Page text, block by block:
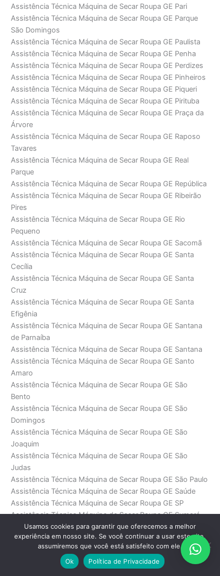
Assistência Técnica Máquina de Secar Roupa GE Pari
Assistência Técnica Máquina de Secar Roupa GE Parque
São Domingos
Assistência Técnica Máquina de Secar Roupa GE Paulista
Assistência Técnica Máquina de Secar Roupa GE Penha
Assistência Técnica Máquina de Secar Roupa GE Perdizes
Assistência Técnica Máquina de Secar Roupa GE Pinheiros
Assistência Técnica Máquina de Secar Roupa GE Piqueri
Assistência Técnica Máquina de Secar Roupa GE Pirituba
Assistência Técnica Máquina de Secar Roupa GE Praça da
Árvore
Assistência Técnica Máquina de Secar Roupa GE Raposo
Tavares
Assistência Técnica Máquina de Secar Roupa GE Real
Parque
Assistência Técnica Máquina de Secar Roupa GE República
Assistência Técnica Máquina de Secar Roupa GE Ribeirão
Pires
Assistência Técnica Máquina de Secar Roupa GE Rio
Pequeno
Assistência Técnica Máquina de Secar Roupa GE Sacomã
Assistência Técnica Máquina de Secar Roupa GE Santa
Cecília
Assistência Técnica Máquina de Secar Roupa GE Santa
Cruz
Assistência Técnica Máquina de Secar Roupa GE Santa
Efigênia
Assistência Técnica Máquina de Secar Roupa GE Santana
de Parnaíba
Assistência Técnica Máquina de Secar Roupa GE Santana
Assistência Técnica Máquina de Secar Roupa GE Santo
Amaro
Assistência Técnica Máquina de Secar Roupa GE São
Bento
Assistência Técnica Máquina de Secar Roupa GE São
Domingos
Assistência Técnica Máquina de Secar Roupa GE São
Joaquim
Assistência Técnica Máquina de Secar Roupa GE São
Judas
Assistência Técnica Máquina de Secar Roupa GE São Paulo
Assistência Técnica Máquina de Secar Roupa GE Saúde
Assistência Técnica Máquina de Secar Roupa GE SP
Assistência Técnica Máquina de Secar Roupa GE Sumaré
Assistência Técnica Máquina de Secar Roupa GE
Sumarezinho
Assistência Técnica Máquina de Secar Roupa GE Tamboré
Assistência Técnica Máquina de Secar Roupa GE Tatuapé
Usamos cookies para garantir que oferecemos a melhor
experiência em nosso site. Se você continuar a usar este site,
assumiremos que você está satisfeito com ele.
Ok
Política de Privacidade